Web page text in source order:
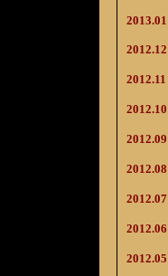
2013.01
2012.12
2012.11
2012.10
2012.09
2012.08
2012.07
2012.06
2012.05